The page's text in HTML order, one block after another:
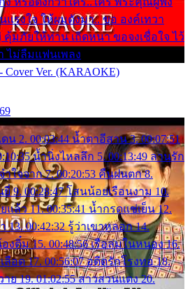
แรงใจ ให้ผมดังมา.. ขอ องค์เทวา
มภัยให้ท่าน เถิดหนา ขอจงเชื่อใจ ไว้
ไม่ลืมแฟนเพลง
Ver. (KARAOKE)
น 2. 00:03:44 น้ำตาอีสาน 3. 00:07:51
น้ำนิ่งไหลลึก 5. 00:13:49 ลานรัก
ำใจจาก 7. 00:20:53 คืนฝนตก 8.
ยี่ 9. 00:28:47 โสนน้อยเรือนงาม 10.
แล้ว 11. 00:35:41 น้ำกรดแช่เย็น 12.
13. 00:42:32 รู้ว่าเขาหลอก 14.
งติ๋ม 15. 00:48:56 เรือล่มในหนอง 16.
ลือด 17. 00:56:07 อดีตรักโรงทอ 18.
าย 19. 01:02:55 สาวสวนแตง 20.